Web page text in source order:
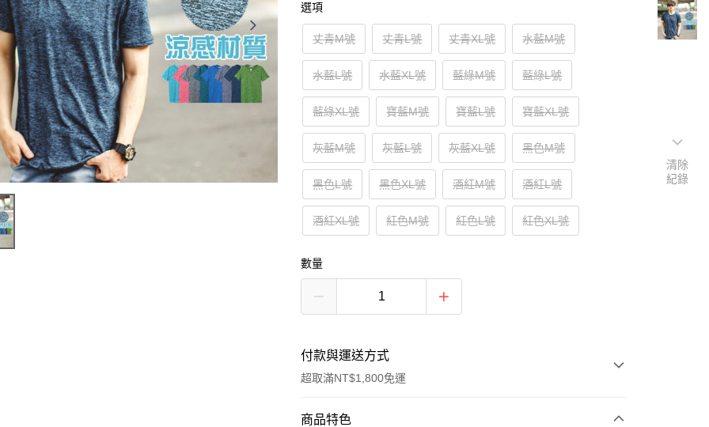
選項
丈青M號 丈青L號 丈青XL號 水藍M號
水藍L號 水藍XL號 藍綠M號 藍綠L號
藍綠XL號 寶藍M號 寶藍L號 寶藍XL號
灰藍M號 灰藍L號 灰藍XL號 黑色M號
黑色L號 黑色XL號 酒紅M號 酒紅L號
酒紅XL號 紅色M號 紅色L號 紅色XL號
數量
付款與運送方式
超取滿NT$1,800免運
付款方式
商品特色
清除
紀錄